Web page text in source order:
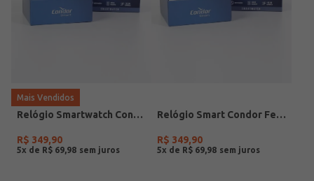
Mais Vendidos
Relógio Smartwatch Condor PRETO
R$ 349,90
5x de R$ 69 98
Relógio Smart Condor Feminino ROSE
R$ 349,90
5x de R$ 69 98